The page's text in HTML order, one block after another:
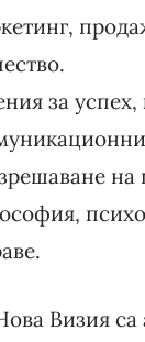
за успех,
на
Визия са